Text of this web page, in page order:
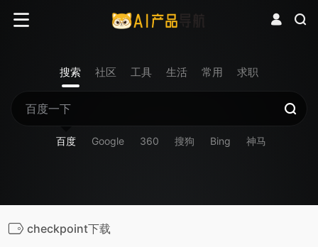
搜索 社区 工具 生活 常用 求职
百度 Google 360 搜狗 Bing 神马
checkpoint下载